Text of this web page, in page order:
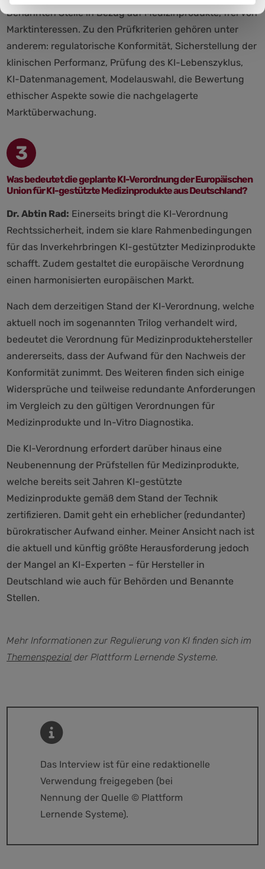
Benannten Stelle in Bezug auf Medizinprodukte, frei von
Marktinteressen. Zu den Prüfkriterien gehören unter
anderem: regulatorische Konformität, Sicherstellung der
klinischen Performanz, Prüfung des KI-Lebenszyklus,
KI-Datenmanagement, Modelauswahl, die Bewertung
ethischer Aspekte sowie die nachgelagerte
Marktüberwachung.
3
Was bedeutet die geplante KI-Verordnung der Europäischen
Union für KI-gestützte Medizinprodukte aus Deutschland?
Dr. Abtin Rad: Einerseits bringt die KI-Verordnung
Rechtssicherheit, indem sie klare Rahmenbedingungen
für das Inverkehrbringen KI-gestützter Medizinprodukte
schafft. Zudem gestaltet die europäische Verordnung
einen harmonisierten europäischen Markt.
Nach dem derzeitigen Stand der KI-Verordnung, welche
aktuell noch im sogenannten Trilog verhandelt wird,
bedeutet die Verordnung für Medizinproduktehersteller
andererseits, dass der Aufwand für den Nachweis der
Konformität zunimmt. Des Weiteren finden sich einige
Widersprüche und teilweise redundante Anforderungen
im Vergleich zu den gültigen Verordnungen für
Medizinprodukte und In-Vitro Diagnostika.
Die KI-Verordnung erfordert darüber hinaus eine
Neubenennung der Prüfstellen für Medizinprodukte,
welche bereits seit Jahren KI-gestützte
Medizinprodukte gemäß dem Stand der Technik
zertifizieren. Damit geht ein erheblicher (redundanter)
bürokratischer Aufwand einher. Meiner Ansicht nach ist
die aktuell und künftig größte Herausforderung jedoch
der Mangel an KI-Experten – für Hersteller in
Deutschland wie auch für Behörden und Benannte
Stellen.
Mehr Informationen zur Regulierung von KI finden sich im
Themenspezial der Plattform Lernende Systeme.
Das Interview ist für eine redaktionelle
Verwendung freigegeben (bei
Nennung der Quelle © Plattform
Lernende Systeme).